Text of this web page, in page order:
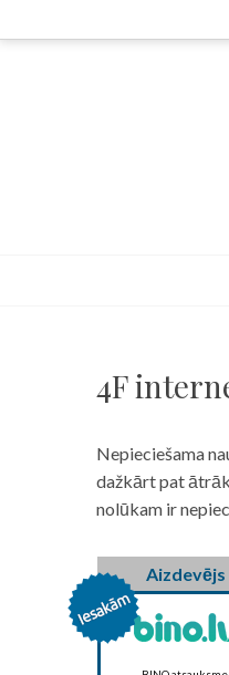
to
4F
Nepieciešama
dažkārt pat
nolūkam ir
Aizdevējs